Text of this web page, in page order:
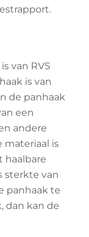
van RVS
is van
de panhaak
een
andere
materiaal is
haalbare
sterkte van
panhaak te
dan kan de